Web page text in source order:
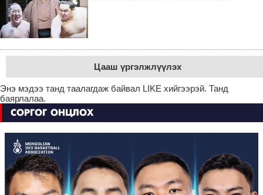
Цааш үргэлжлүүлэх
Энэ мэдээ танд таалагдаж байвал LIKE хийгээрэй. Танд
баярлалаа.
СОРГОГ ОНЦЛОХ